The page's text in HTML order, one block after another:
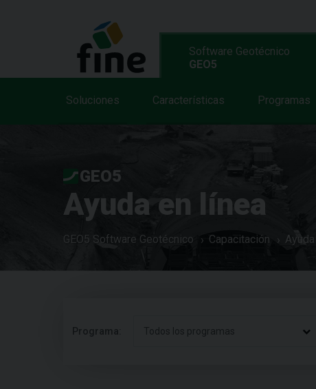
Software Geotécnico
GEO5
Soluciones Características Programas
GEO5
Ayuda en línea
GEO5 Software Geotécnico Capacitación
Programa: Todos los programas